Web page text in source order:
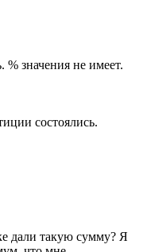
значения не имеет.
состоялись.
дали такую сумму? Я